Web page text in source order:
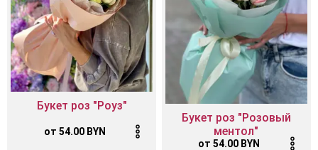
Букет роз "Роуз"
от 54.00 BYN
Букет роз "Розовый
ментол"
от 54.00 BYN